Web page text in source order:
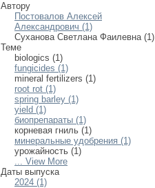
Автору
Постовалов Алексей
Александрович (1)
Суханова Светлана Фаилевна (1)
Теме
biologics (1)
fungicides (1)
mineral fertilizers (1)
root rot (1)
spring barley (1)
yield (1)
биопрепараты (1)
корневая гниль (1)
минеральные удобрения (1)
урожайность (1)
... View More
Даты выпуска
2024 (1)